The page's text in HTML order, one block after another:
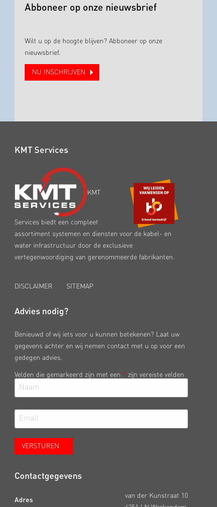
Abboneer op onze nieuwsbrief
Wilt u op de hoogte blijven? Abboneer op onze
nieuwsbrief.
NU INSCHRIJVEN
KMT Services
KMT
Services biedt een compleet
assortiment systemen en diensten voor de kabel- en
water infrastructuur door de exclusieve
vertegenwoordiging van gerenommeerde fabrikanten.
DISCLAIMER SITEMAP
Advies nodig?
Benieuwd of wij iets voor u kunnen betekenen? Laat uw
gegevens achter en wij nemen contact met u op voor een
gedegen advies.
Velden die gemarkeerd zijn met een * zijn vereiste velden
Contactgegevens
Adres
van der Kunstraat 10